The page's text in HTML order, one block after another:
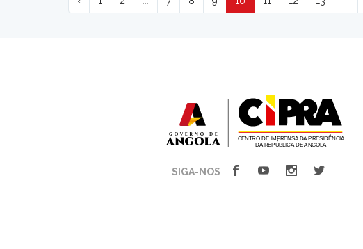
SIGA-NOS